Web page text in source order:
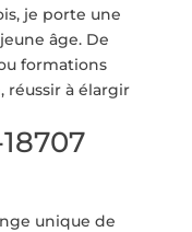
je porte une
âge. De
formations
réussir à élargir
unique de